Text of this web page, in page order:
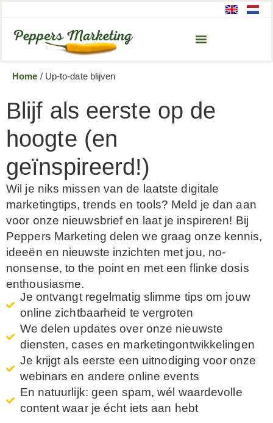
Home / Up-to-date blijven
Blijf als eerste op de
hoogte (en
geïnspireerd!)
Wil je niks missen van de laatste digitale
marketingtips, trends en tools? Meld je dan aan
voor onze nieuwsbrief en laat je inspireren! Bij
Peppers Marketing delen we graag onze kennis,
ideeën en nieuwste inzichten met jou, no-
nonsense, to the point en met een flinke dosis
enthousiasme.
Je ontvangt regelmatig slimme tips om jouw
online zichtbaarheid te vergroten
We delen updates over onze nieuwste
diensten, cases en marketingontwikkelingen
Je krijgt als eerste een uitnodiging voor onze
webinars en andere online events
En natuurlijk: geen spam, wél waardevolle
content waar je écht iets aan hebt